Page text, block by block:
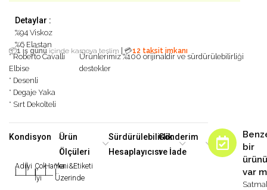
Detaylar :
%94 Viskoz
%6 Elastan
📦1 iş günü içinde kargoya teslim 💳12 taksit imkanı
* Roberto Cavalli
Elbise
* Desenli
* Degaje Yaka
* Sırt Dekolteli
Ürünlerimiz %100 orijinaldir ve sürdürülebilirliği
destekler
Kondisyon
Adilİyi
|
Çok
İyi
Harika
|
Yeni&Etiketi
Üzerinde
Ürün
Ölçüleri
Sürdürülebilirlik
Hesaplayıcısı
Gönderim
ve İade
bir
var